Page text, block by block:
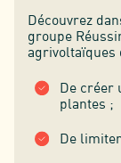
Découvrez
groupe
agrivoltaïques
De créer
plantes ;
De